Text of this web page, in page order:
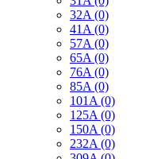
32A (0)
41A (0)
57A (0)
65A (0)
76A (0)
85A (0)
101A (0)
125A (0)
150A (0)
232A (0)